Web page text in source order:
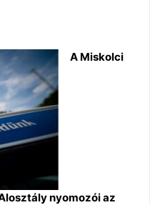
A Miskolci
nyomozói az